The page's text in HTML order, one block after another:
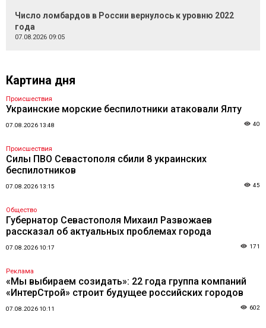
Число ломбардов в России вернулось к уровню 2022
года
07.08.2026 09:05
Картина дня
Происшествия
Украинские морские беспилотники атаковали Ялту
07.08.2026 13:48 40
Происшествия
Силы ПВО Севастополя сбили 8 украинских
беспилотников
07.08.2026 13:15 45
Общество
Губернатор Севастополя Михаил Развожаев
рассказал об актуальных проблемах города
07.08.2026 10:17 171
Реклама
«Мы выбираем созидать»: 22 года группа компаний
«ИнтерСтрой» строит будущее российских городов
07.08.2026 10:11 602